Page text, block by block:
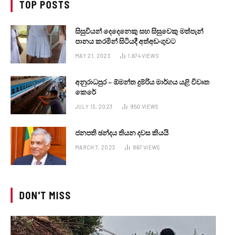
TOP POSTS
සිසුවියන් දෙදෙනෙකු සහ සිසුවෙකු මත්පැන්
පානය කරමින් සිටියදී අත්අඩංගුවට
MAY 21, 2023 1,674VIEWS
අනුරාධපුර – ඕමන්ත දුම්රිය මාර්ගය යළි විවෘත
කෙරේ
JULY 13, 2023 950 VIEWS
ජනපති ඡන්දය තියන දවස කියයි
MARCH 7, 2023 867 VIEWS
DON'T MISS